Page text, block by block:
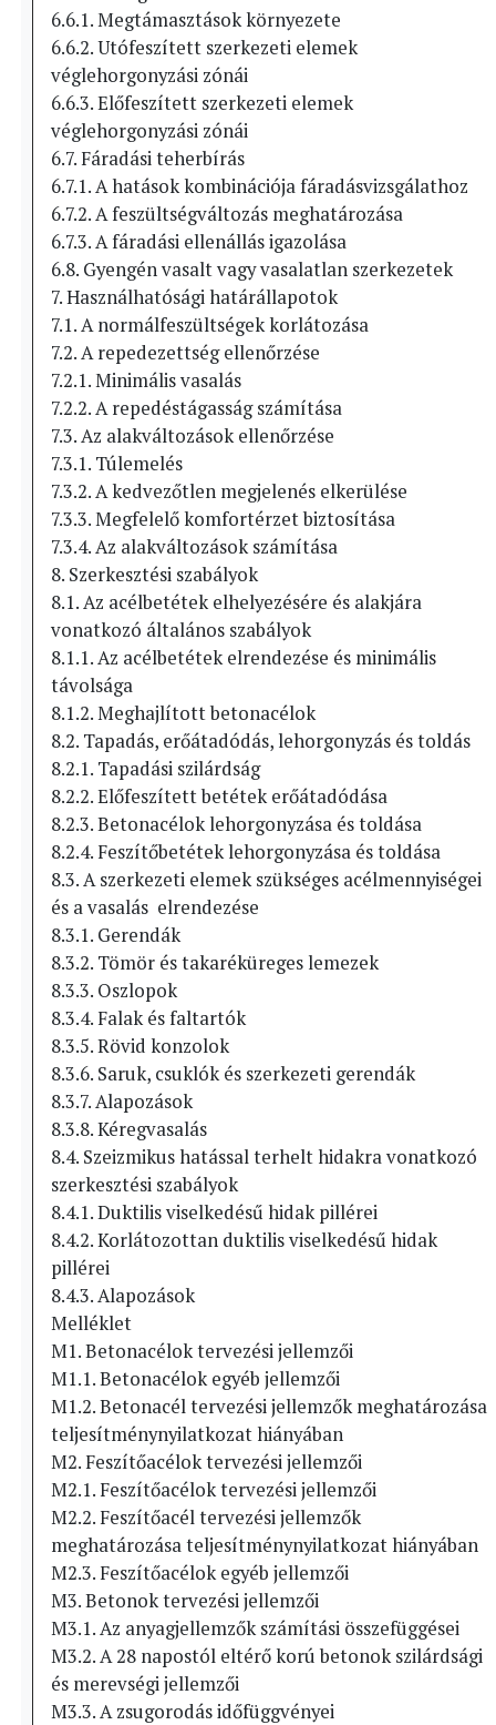
6.6.1. Megtámasztások környezete
6.6.2. Utófeszített szerkezeti elemek
véglehorgonyzási zónái
6.6.3. Előfeszített szerkezeti elemek
véglehorgonyzási zónái
6.7. Fáradási teherbírás
6.7.1. A hatások kombinációja fáradásvizsgálathoz
6.7.2. A feszültségváltozás meghatározása
6.7.3. A fáradási ellenállás igazolása
6.8. Gyengén vasalt vagy vasalatlan szerkezetek
7. Használhatósági határállapotok
7.1. A normálfeszültségek korlátozása
7.2. A repedezettség ellenőrzése
7.2.1. Minimális vasalás
7.2.2. A repedéstágasság számítása
7.3. Az alakváltozások ellenőrzése
7.3.1. Túlemelés
7.3.2. A kedvezőtlen megjelenés elkerülése
7.3.3. Megfelelő komfortérzet biztosítása
7.3.4. Az alakváltozások számítása
8. Szerkesztési szabályok
8.1. Az acélbetétek elhelyezésére és alakjára
vonatkozó általános szabályok
8.1.1. Az acélbetétek elrendezése és minimális
távolsága
8.1.2. Meghajlított betonacélok
8.2. Tapadás, erőátadódás, lehorgonyzás és toldás
8.2.1. Tapadási szilárdság
8.2.2. Előfeszített betétek erőátadódása
8.2.3. Betonacélok lehorgonyzása és toldása
8.2.4. Feszítőbetétek lehorgonyzása és toldása
8.3. A szerkezeti elemek szükséges acélmennyiségei
és a vasalás elrendezése
8.3.1. Gerendák
8.3.2. Tömör és takaréküreges lemezek
8.3.3. Oszlopok
8.3.4. Falak és faltartók
8.3.5. Rövid konzolok
8.3.6. Saruk, csuklók és szerkezeti gerendák
8.3.7. Alapozások
8.3.8. Kéregvasalás
8.4. Szeizmikus hatással terhelt hidakra vonatkozó
szerkesztési szabályok
8.4.1. Duktilis viselkedésű hidak pillérei
8.4.2. Korlátozottan duktilis viselkedésű hidak
pillérei
8.4.3. Alapozások
Melléklet
M1. Betonacélok tervezési jellemzői
M1.1. Betonacélok egyéb jellemzői
M1.2. Betonacél tervezési jellemzők meghatározása
teljesítménynyilatkozat hiányában
M2. Feszítőacélok tervezési jellemzői
M2.1. Feszítőacélok tervezési jellemzői
M2.2. Feszítőacél tervezési jellemzők
meghatározása teljesítménynyilatkozat hiányában
M2.3. Feszítőacélok egyéb jellemzői
M3. Betonok tervezési jellemzői
M3.1. Az anyagjellemzők számítási összefüggései
M3.2. A 28 napostól eltérő korú betonok szilárdsági
és merevségi jellemzői
M3.3. A zsugorodás időfüggvényei